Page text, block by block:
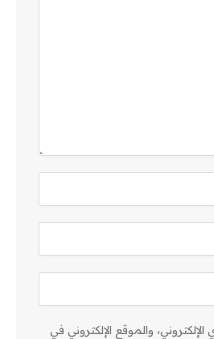
والموقع الإلكتروني في